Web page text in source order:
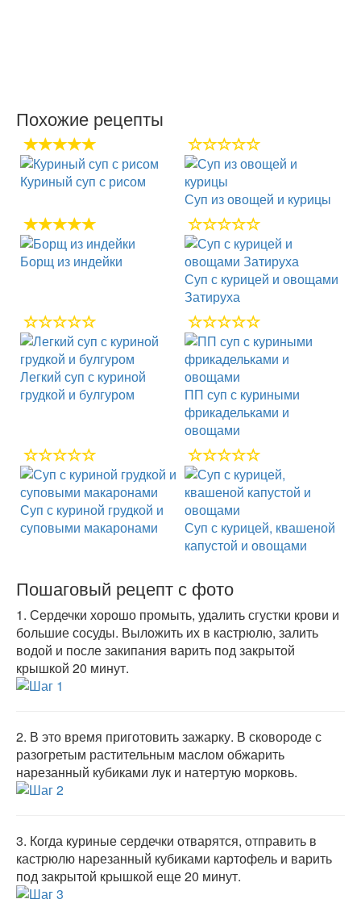
Похожие рецепты
Куриный суп с рисом
Суп из овощей и курицы
Борщ из индейки
Суп с курицей и овощами
Затируха
Легкий суп с куриной
грудкой и булгуром
ПП суп с куриными
фрикадельками и
овощами
Суп с куриной грудкой и
суповыми макаронами
Суп с курицей, квашеной
капустой и овощами
Пошаговый рецепт с фото
1. Сердечки хорошо промыть, удалить сгустки крови и
большие сосуды. Выложить их в кастрюлю, залить
водой и после закипания варить под закрытой
крышкой 20 минут.
2. В это время приготовить зажарку. В сковороде с
разогретым растительным маслом обжарить
нарезанный кубиками лук и натертую морковь.
3. Когда куриные сердечки отварятся, отправить в
кастрюлю нарезанный кубиками картофель и варить
под закрытой крышкой еще 20 минут.